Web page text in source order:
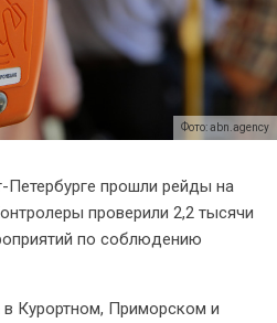
Фото: abn.agency
Петербурге прошли рейды на
проверили 2,2 тысячи
по соблюдению
Курортном, Приморском и